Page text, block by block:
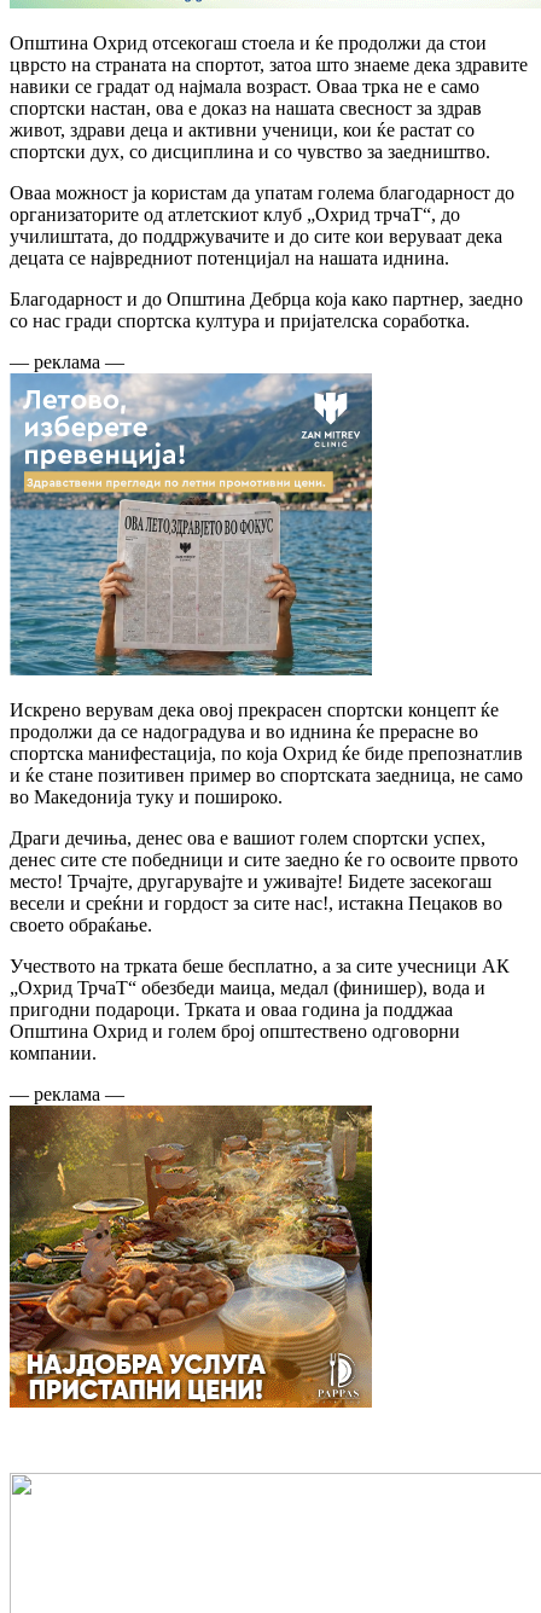
Општина Охрид отсекогаш стоела и ќе продолжи да стои
цврсто на страната на спортот, затоа што знаеме дека здравите
навики се градат од најмала возраст. Оваа трка не е само
спортски настан, ова е доказ на нашата свесност за здрав
живот, здрави деца и активни ученици, кои ќе растат со
спортски дух, со дисциплина и со чувство за заедништво.
Оваа можност ја користам да упатам голема благодарност до
организаторите од атлетскиот клуб „Охрид трчаТ“, до
училиштата, до поддржувачите и до сите кои веруваат дека
децата се највредниот потенцијал на нашата иднина.
Благодарност и до Општина Дебрца која како партнер, заедно
со нас гради спортска култура и пријателска соработка.
— реклама —
Искрено верувам дека овој прекрасен спортски концепт ќе
продолжи да се надоградува и во иднина ќе прерасне во
спортска манифестација, по која Охрид ќе биде препознатлив
и ќе стане позитивен пример во спортската заедница, не само
во Македонија туку и пошироко.
Драги дечиња, денес ова е вашиот голем спортски успех,
денес сите сте победници и сите заедно ќе го освоите првото
место! Трчајте, другарувајте и уживајте! Бидете засекогаш
весели и среќни и гордост за сите нас!, истакна Пецаков во
своето обраќање.
Учеството на трката беше бесплатно, а за сите учесници АК
„Охрид ТрчаТ“ обезбеди маица, медал (финишер), вода и
пригодни подароци. Трката и оваа година ја подджаа
Општина Охрид и голем број општествено одговорни
компании.
— реклама —